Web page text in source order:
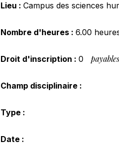
Lieu : Campus des sciences
Nombre d'heures : 6.00
Droit d'inscription : 0
Champ disciplinaire :
Type :
Date :